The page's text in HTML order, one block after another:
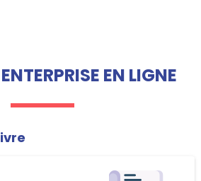
EN LIGNE